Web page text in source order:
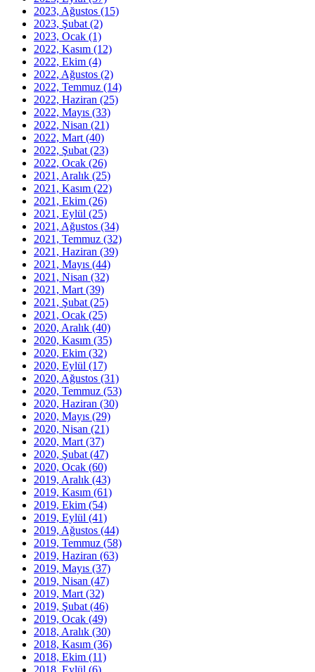
2023, Ağustos (15)
2023, Şubat (2)
2023, Ocak (1)
2022, Kasım (12)
2022, Ekim (4)
2022, Ağustos (2)
2022, Temmuz (14)
2022, Haziran (25)
2022, Mayıs (33)
2022, Nisan (21)
2022, Mart (40)
2022, Şubat (23)
2022, Ocak (26)
2021, Aralık (25)
2021, Kasım (22)
2021, Ekim (26)
2021, Eylül (25)
2021, Ağustos (34)
2021, Temmuz (32)
2021, Haziran (39)
2021, Mayıs (44)
2021, Nisan (32)
2021, Mart (39)
2021, Şubat (25)
2021, Ocak (25)
2020, Aralık (40)
2020, Kasım (35)
2020, Ekim (32)
2020, Eylül (17)
2020, Ağustos (31)
2020, Temmuz (53)
2020, Haziran (30)
2020, Mayıs (29)
2020, Nisan (21)
2020, Mart (37)
2020, Şubat (47)
2020, Ocak (60)
2019, Aralık (43)
2019, Kasım (61)
2019, Ekim (54)
2019, Eylül (41)
2019, Ağustos (44)
2019, Temmuz (58)
2019, Haziran (63)
2019, Mayıs (37)
2019, Nisan (47)
2019, Mart (32)
2019, Şubat (46)
2019, Ocak (49)
2018, Aralık (30)
2018, Kasım (36)
2018, Ekim (11)
2018, Eylül (6)